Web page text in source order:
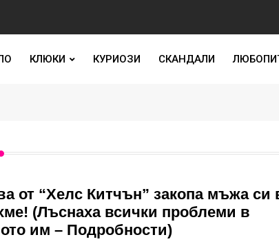
КЛЮКИ КУРИОЗИ СКАНДАЛИ
от “Хелс Китчън” закопа мъжа си
(Лъснаха всички проблеми в
им – Подробности)